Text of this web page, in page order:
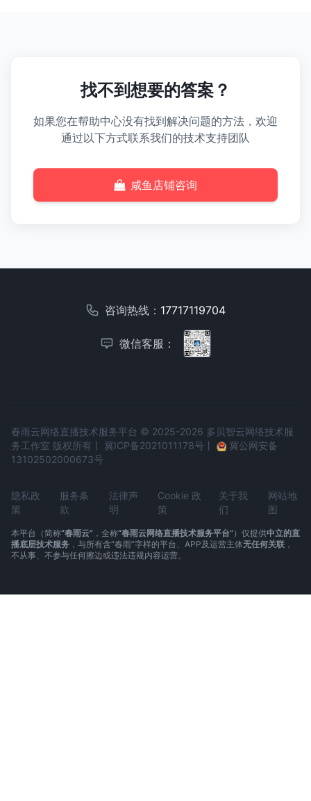
找不到想要的答案？
如果您在帮助中心没有找到解决问题的方法，欢迎
通过以下方式联系我们的技术支持团队
咸鱼店铺咨询
咨询热线： 17717119704
微信客服：
春雨云网络直播技术服务平台 © 2025-2026 多贝智云网络技术服
务工作室 版权所有丨 冀ICP备2021011178号 丨
冀公网安备
13102502000673号
隐私政
策
服务条
款
法律声
明
Cookie 政
策
关于我
们
网站地
图
本平台（简称“春雨云” ，全称“春雨云网络直播技术服务平台”）仅提供中立的直
播底层技术服务 ，与所有含“春雨”字样的平台、APP及运营主体无任何关联 ，
不从事、不参与任何擦边或违法违规内容运营。